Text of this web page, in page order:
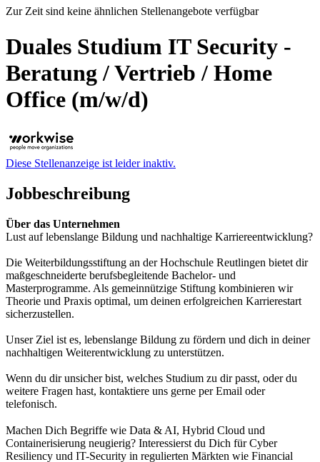
Zur Zeit sind keine ähnlichen Stellenangebote verfügbar
Duales Studium IT Security -
Beratung / Vertrieb / Home
Office (m/w/d)
Diese Stellenanzeige ist leider inaktiv.
Jobbeschreibung
Über das Unternehmen
Lust auf lebenslange Bildung und nachhaltige Karriereentwicklung?
Die Weiterbildungsstiftung an der Hochschule Reutlingen bietet dir
maßgeschneiderte berufsbegleitende Bachelor- und
Masterprogramme. Als gemeinnützige Stiftung kombinieren wir
Theorie und Praxis optimal, um deinen erfolgreichen Karrierestart
sicherzustellen.
Unser Ziel ist es, lebenslange Bildung zu fördern und dich in deiner
nachhaltigen Weiterentwicklung zu unterstützen.
Wenn du dir unsicher bist, welches Studium zu dir passt, oder du
weitere Fragen hast, kontaktiere uns gerne per Email oder
telefonisch.
Machen Dich Begriffe wie Data & AI, Hybrid Cloud und
Containerisierung neugierig? Interessierst du Dich für Cyber
Resiliency und IT-Security in regulierten Märkten wie Financial